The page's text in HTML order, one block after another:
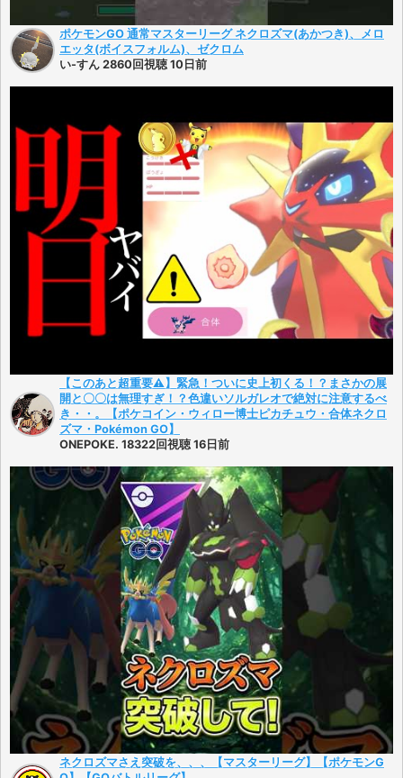
ポケモンGO 通常マスターリーグ ネクロズマ(あかつき)、メロ
エッタ(ボイスフォルム)、ゼクロム
い-すん 2860回視聴 10日前
【このあと超重要⚠️】緊急！ついに史上初くる！？まさかの展
開と〇〇は無理すぎ！？色違いソルガレオで絶対に注意するべ
き・・。【ポケコイン・ウィロー博士ピカチュウ・合体ネクロ
ズマ・Pokémon GO】
ONEPOKE. 18322回視聴 16日前
ネクロズマさえ突破を、、、【マスターリーグ】【ポケモンG